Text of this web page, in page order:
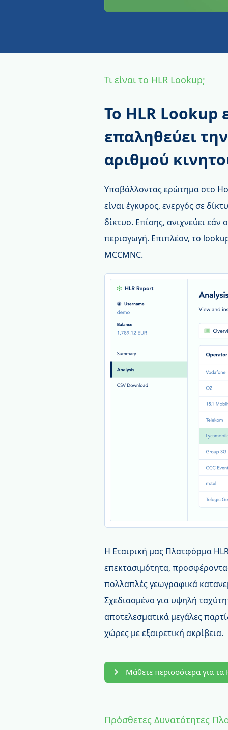
Τι είναι το HLR Lookup;
Το HLR Lookup
επαληθεύει
αριθμού
Υποβάλλοντας ερώτημα στο
είναι έγκυρος, ενεργός σε
δίκτυο. Επίσης, ανιχνεύει εάν
περιαγωγή. Επιπλέον, το
MCCMNC.
Η Εταιρική μας Πλατφόρμα
επεκτασιμότητα,
πολλαπλές γεωγραφικά
Σχεδιασμένο για υψηλή
αποτελεσματικά μεγάλες
χώρες με εξαιρετική ακρίβεια.
Μάθετε περισσότερα για τα
Πρόσθετες Δυνατότητες